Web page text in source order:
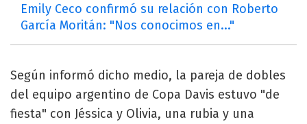
Emily Ceco confirmó su relación con Roberto
García Moritán: "Nos conocimos en..."
Según informó dicho medio, la pareja de dobles
del equipo argentino de Copa Davis estuvo "de
fiesta" con Jéssica y Olivia, una rubia y una